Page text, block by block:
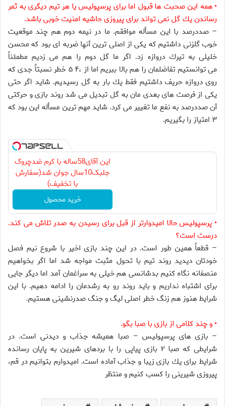
• همه اين صحبت ها قبول اما براى پرسپوليس يا هر تيم ديگرى به ثمر
رساندن يك گل نمى تواند براى پيروزى حاشيه امنيت خوبى باشد.
– صددرصد با اين مسأله موافقم. ما در نيمه دوم هم چند موقعيت
خوب گلزنى داشتيم كه يكى از اصلى ترين آنها ضربه اى بود كه محسن
خليلى به تيرك دروازه زد. اگر ما گل دوم را هم مى زديم مطمئناً
مى توانستيم تفاضلمان را هم بالا ببريم اما از ،۴ ۵ خطر نسبتاً جدى كه
روى دروازه حريف داشتيم فقط يك بار به گل رسيديم. شايد اگر حتى
يكى از فرصت هاى بعدى مان به گل تبديل مى شد روند بازى و حركتى
آن صددرصد به نفع ما تغيير مى كرد. شايد مهم ترين مسأله اين بود كه
۳ امتياز را بگيريم.
این آقای58ساله با کرم ضدچروک
جلبک10سال جوان شد(سفارش
با تخفیف)
خرید محصول
• پرسپوليس حالا اميدوارتر از قبل براى رسيدن به صدر تلاش مى كند.
درست است؟
– قطعاً همين طور است. در اين چند بازى اخير با شروع نيم فصل
خودتان ديديد روند تيم با تحول مثبت مواجه شد اما اگر بخواهيم
منصفانه نگاه كنيم بدشانسى هم خيلى به سراغمان آمد اما ديگر جايى
براى اشتباه نداريم و بايد روند رو به رشدمان را ادامه دهيم. با اين
شرايط هنوز هم زنگ خطر اصلى ليگ و جنگ صدرنشينى هستيم.
• و چند كلامى از بازى با صبا بگو.
– بازى هاى پرسپوليس – صبا هميشه جذاب و ديدنى است. در
شرايطى كه صبا ۲ بازى پياپى را با بردهاى شيرين به پايان رسانده
شرايط براى يك بازى زيبا و جذاب آماده است. اميدوارم بتوانيم در قم،
پيروزى شيرينى را كسب كنيم و منتظر